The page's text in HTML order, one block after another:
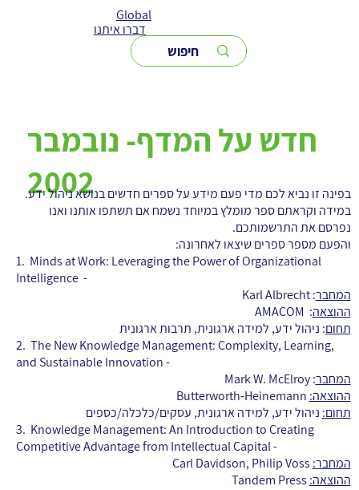
Global
דברו איתנו
חדש על המדף- נובמבר
2002
בפינה זו נביא לכם מדי פעם מידע על ספרים חדשים בנושא ניהול ידע.
במידה וקראתם ספר מומלץ במיוחד נשמח אם תשתפו אותנו ואנו
נפרסם את התרשמותכם.
והפעם מספר ספרים שיצאו לאחרונה:
1. Minds at Work: Leveraging the Power of Organizational
Intelligence -
המחבר: Karl Albrecht
ההוצאה: AMACOM
תחום: ניהול ידע, למידה ארגונית, תרבות ארגונית
2.The New Knowledge Management: Complexity, Learning,
and Sustainable Innovation -
המחבר: Mark W. McElroy
ההוצאה:
תחום: ניהול ידע, למידה ארגונית, עסקים/כלכלה/כספים
3. Knowledge Management: An Introduction to Creating
Competitive Advantage from Intellectual Capital-
המחבר:
ההוצאה: